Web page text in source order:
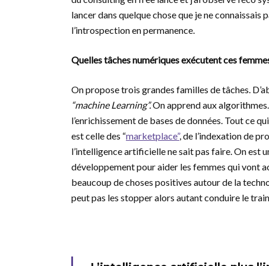
lancer dans quelque chose que je ne connaissais
l’introspection en permanence.
Quelles tâches numériques exécutent ces
On propose trois grandes familles de tâches.
“machine Learning”.On apprend aux
l’enrichissement de bases de données. Tout ce
est celle des “marketplace”, de l’indexation de
l’intelligence artificielle ne sait pas faire. On est
développement pour aider les femmes qui vont
beaucoup de choses positives autour de la
peut pas les stopper alors autant conduire le